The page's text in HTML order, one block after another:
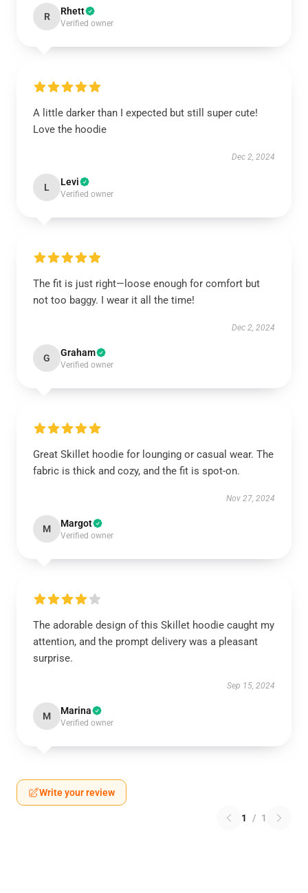
R Rhett
Verified owner
A little darker than I expected but still super cute!
Love the hoodie
Dec 2, 2024
L Levi
Verified owner
The fit is just right—loose enough for comfort but
not too baggy. I wear it all the time!
Dec 2, 2024
G Graham
Verified owner
Great Skillet hoodie for lounging or casual wear. The
fabric is thick and cozy, and the fit is spot-on.
Nov 27, 2024
M Margot
Verified owner
The adorable design of this Skillet hoodie caught my
attention, and the prompt delivery was a pleasant
surprise.
Sep 15, 2024
M Marina
Verified owner
Write your review
1 / 1